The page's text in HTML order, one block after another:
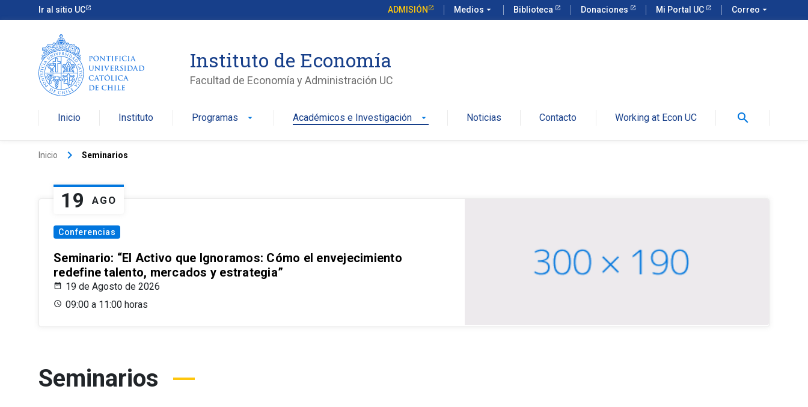
Ir al sitio UC ADMISIÓN Medios arrow_drop_down Biblioteca Donaciones Mi Portal UC Correo arrow_drop_down
Instituto de Economía
Facultad de Economía y Administración UC
Inicio Instituto Programas arrow_drop_down Académicos e Investigación arrow_drop_down Noticias Contacto Working at Econ UC search
Inicio keyboard_arrow_right Seminarios
19 AGO
Conferencias
Seminario: “El Activo que Ignoramos: Cómo el envejecimiento
redefine talento, mercados y estrategia”
19 de Agosto de 2026
09:00 a 11:00 horas
Seminarios